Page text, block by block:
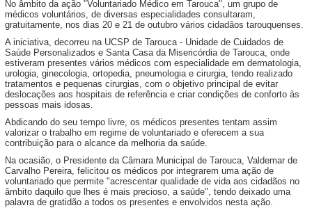
No âmbito da ação "Voluntariado Médico em Tarouca", um grupo de
médicos voluntários, de diversas especialidades consultaram,
gratuitamente, nos dias 20 e 21 de outubro vários cidadãos tarouquenses.
A iniciativa, decorreu na UCSP de Tarouca - Unidade de Cuidados de
Saúde Personalizados e Santa Casa da Misericórdia de Tarouca, onde
estiveram presentes vários médicos com especialidade em dermatologia,
urologia, ginecologia, ortopedia, pneumologia e cirurgia, tendo realizado
tratamentos e pequenas cirurgias, com o objetivo principal de evitar
deslocações aos hospitais de referência e criar condições de conforto às
pessoas mais idosas.
Abdicando do seu tempo livre, os médicos presentes tentam assim
valorizar o trabalho em regime de voluntariado e oferecem a sua
contribuição para o alcance da melhoria da saúde.
Na ocasião, o Presidente da Câmara Municipal de Tarouca, Valdemar de
Carvalho Pereira, felicitou os médicos por integrarem uma ação de
voluntariado que permite "acrescentar qualidade de vida aos cidadãos no
âmbito daquilo que lhes é mais precioso, a saúde", tendo deixado uma
palavra de gratidão a todos os presentes e envolvidos nesta ação.